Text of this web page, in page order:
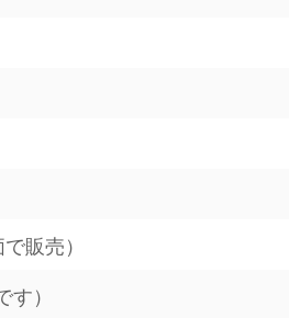
販売）
）